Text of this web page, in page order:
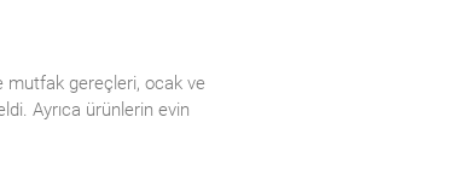
mutfak gereçleri, ocak ve
Ayrıca ürünlerin evin